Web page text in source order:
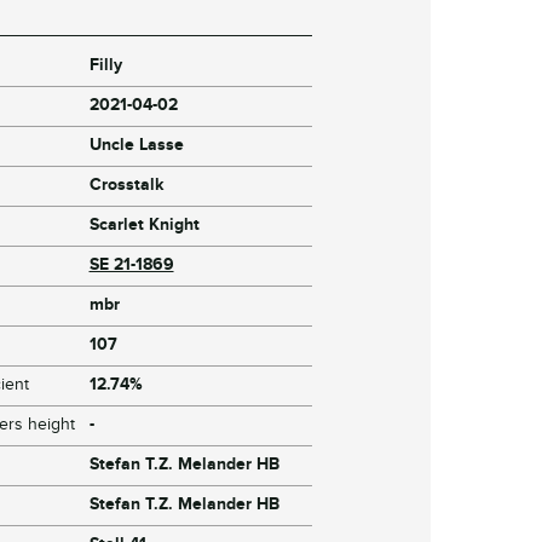
Filly
2021-04-02
Uncle Lasse
Crosstalk
Scarlet Knight
SE 21-1869
mbr
107
12.74%
height
-
Stefan T.Z. Melander HB
Stefan T.Z. Melander HB